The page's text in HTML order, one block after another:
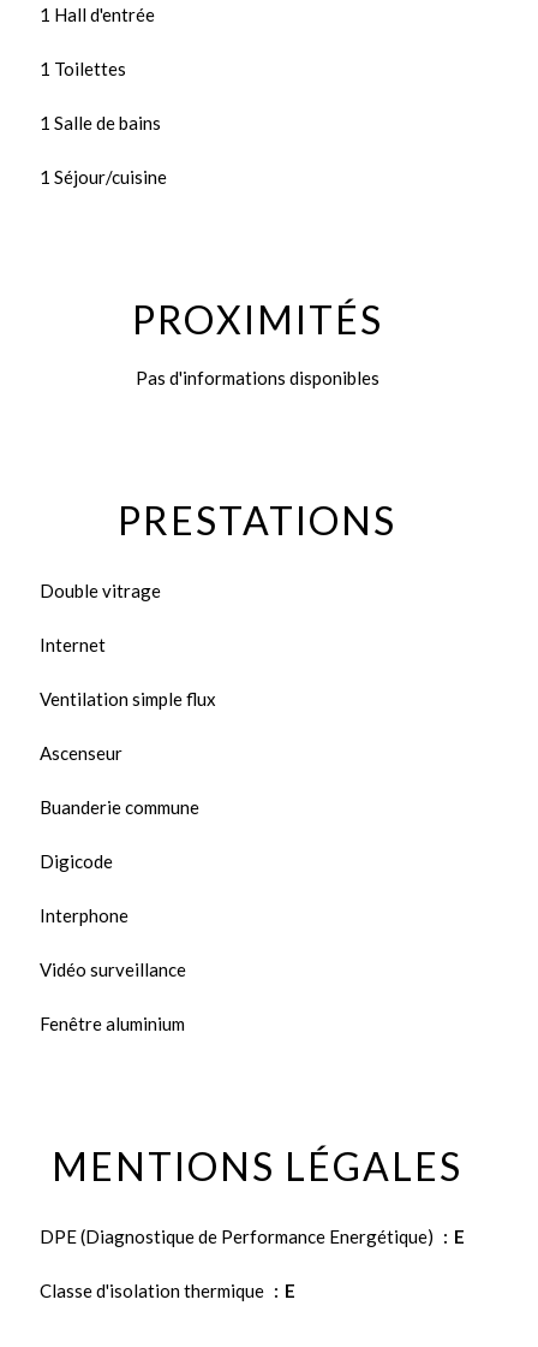
1 Hall d'entrée
1 Toilettes
1 Salle de bains
1 Séjour/cuisine
PROXIMITÉS
Pas d'informations disponibles
PRESTATIONS
Double vitrage
Internet
Ventilation simple flux
Ascenseur
Buanderie commune
Digicode
Interphone
Vidéo surveillance
Fenêtre aluminium
MENTIONS LÉGALES
DPE (Diagnostique de Performance Energétique) E
Classe d'isolation thermique E